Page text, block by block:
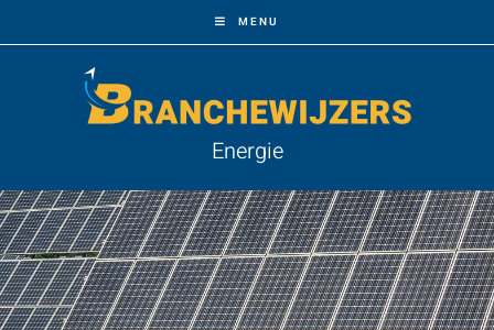
MENU
Energie